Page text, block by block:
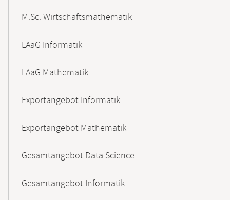
M.Sc. Wirtschaftsmathematik
LAaG Informatik
LAaG Mathematik
Exportangebot Informatik
Exportangebot Mathematik
Gesamtangebot Data Science
Gesamtangebot Informatik